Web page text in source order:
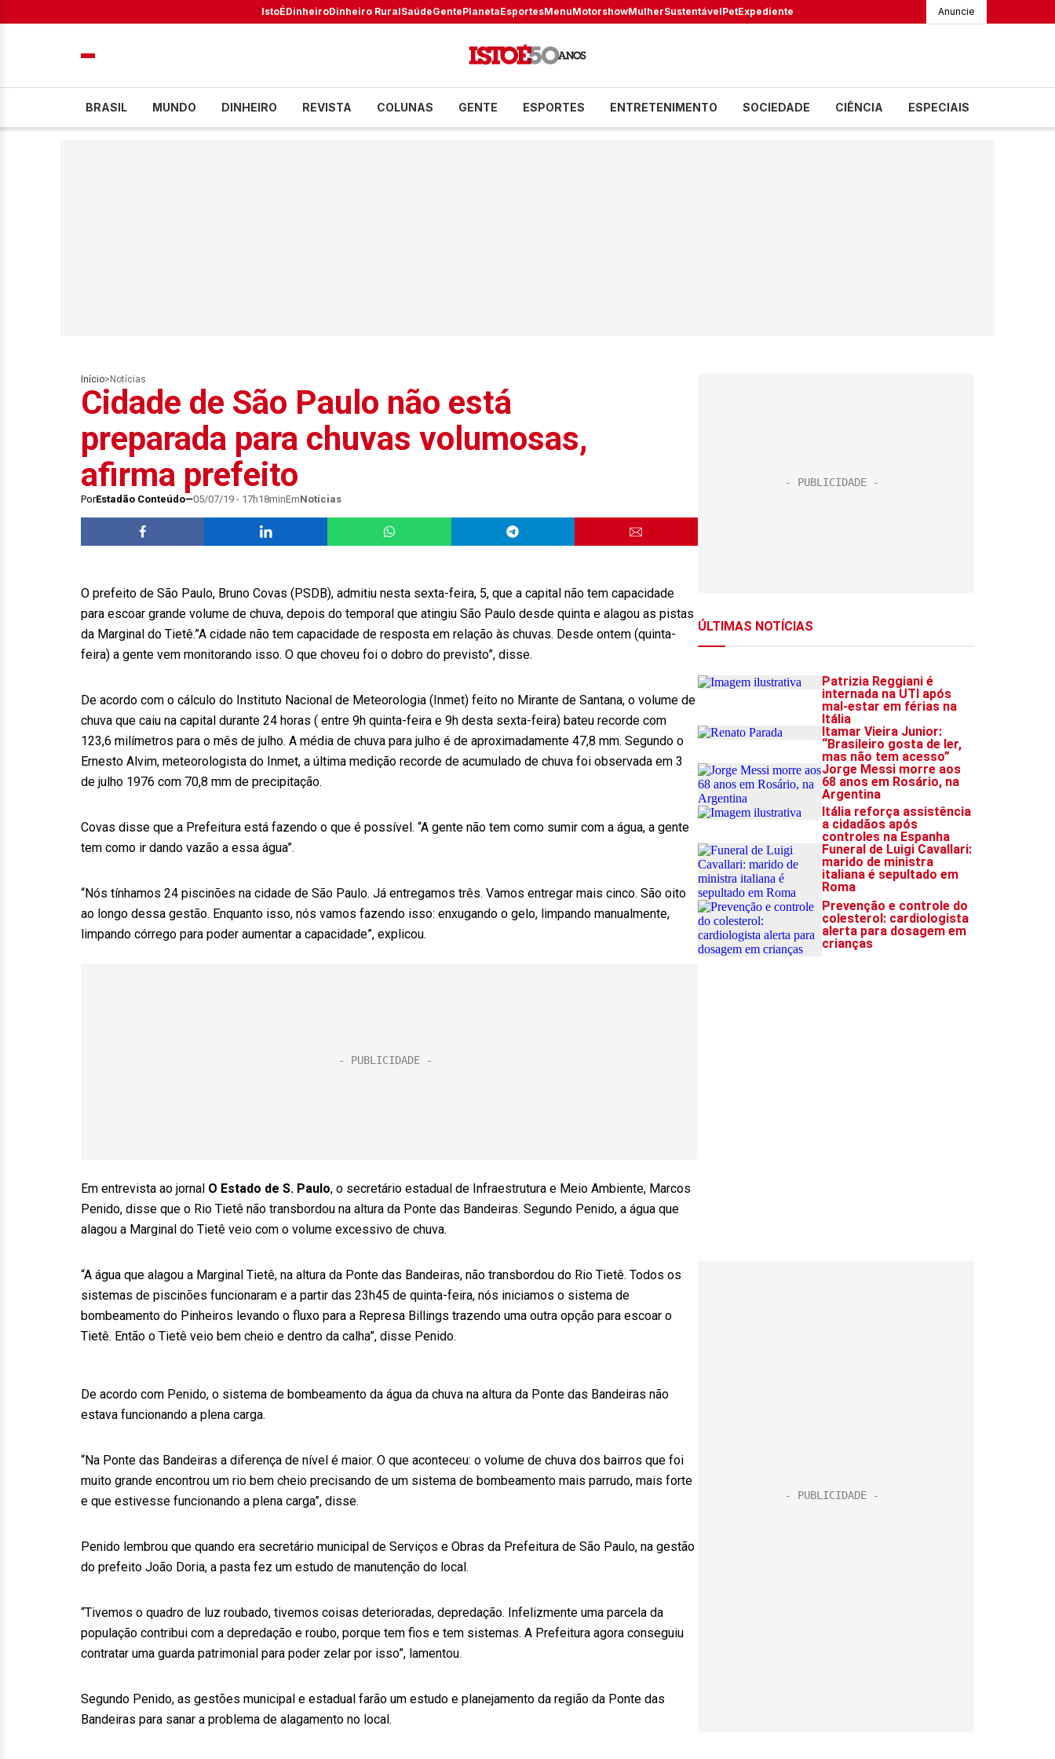
IstoÉDinheiroDinheiro RuralSaúdeGentePlanetaEsportesMenuMotorshowMulherSustentávelPetExpediente Anuncie
BRASIL MUNDO DINHEIRO REVISTA COLUNAS GENTE ESPORTES ENTRETENIMENTO SOCIEDADE CIÊNCIA ESPECIAIS
Início> Notícias
Cidade de São Paulo não está
preparada para chuvas volumosas,
afirma prefeito
PorEstadão Conteúdo 05/07/19 - 17h18minEmNotícias
O prefeito de São Paulo, Bruno Covas (PSDB), admitiu nesta sexta-feira, 5, que a capital não tem capacidade
para escoar grande volume de chuva, depois do temporal que atingiu São Paulo desde quinta e alagou as pistas
da Marginal do Tietê.”A cidade não tem capacidade de resposta em relação às chuvas. Desde ontem (quinta-
feira) a gente vem monitorando isso. O que choveu foi o dobro do previsto”, disse.
De acordo com o cálculo do Instituto Nacional de Meteorologia (Inmet) feito no Mirante de Santana, o volume de
chuva que caiu na capital durante 24 horas ( entre 9h quinta-feira e 9h desta sexta-feira) bateu recorde com
123,6 milímetros para o mês de julho. A média de chuva para julho é de aproximadamente 47,8 mm. Segundo o
Ernesto Alvim, meteorologista do Inmet, a última medição recorde de acumulado de chuva foi observada em 3
de julho 1976 com 70,8 mm de precipitação.
Covas disse que a Prefeitura está fazendo o que é possível. “A gente não tem como sumir com a água, a gente
tem como ir dando vazão a essa água”.
“Nós tínhamos 24 piscinões na cidade de São Paulo. Já entregamos três. Vamos entregar mais cinco. São oito
ao longo dessa gestão. Enquanto isso, nós vamos fazendo isso: enxugando o gelo, limpando manualmente,
limpando córrego para poder aumentar a capacidade”, explicou.
Em entrevista ao jornal O Estado de S. Paulo, o secretário estadual de Infraestrutura e Meio Ambiente, Marcos
Penido, disse que o Rio Tietê não transbordou na altura da Ponte das Bandeiras. Segundo Penido, a água que
alagou a Marginal do Tietê veio com o volume excessivo de chuva.
“A água que alagou a Marginal Tietê, na altura da Ponte das Bandeiras, não transbordou do Rio Tietê. Todos os
sistemas de piscinões funcionaram e a partir das 23h45 de quinta-feira, nós iniciamos o sistema de
bombeamento do Pinheiros levando o fluxo para a Represa Billings trazendo uma outra opção para escoar o
Tietê. Então o Tietê veio bem cheio e dentro da calha”, disse Penido.
De acordo com Penido, o sistema de bombeamento da água da chuva na altura da Ponte das Bandeiras não
estava funcionando a plena carga.
“Na Ponte das Bandeiras a diferença de nível é maior. O que aconteceu: o volume de chuva dos bairros que foi
muito grande encontrou um rio bem cheio precisando de um sistema de bombeamento mais parrudo, mais forte
e que estivesse funcionando a plena carga”, disse.
Penido lembrou que quando era secretário municipal de Serviços e Obras da Prefeitura de São Paulo, na gestão
do prefeito João Doria, a pasta fez um estudo de manutenção do local.
“Tivemos o quadro de luz roubado, tivemos coisas deterioradas, depredação. Infelizmente uma parcela da
população contribui com a depredação e roubo, porque tem fios e tem sistemas. A Prefeitura agora conseguiu
contratar uma guarda patrimonial para poder zelar por isso”, lamentou.
Segundo Penido, as gestões municipal e estadual farão um estudo e planejamento da região da Ponte das
Bandeiras para sanar a problema de alagamento no local.